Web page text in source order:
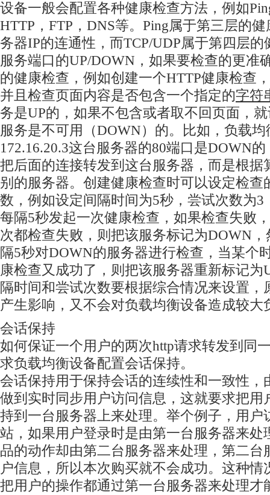
设备一般会配置各种健康检查方法，例如
HTTP，FTP，DNS等。Ping属于第三层的
务器IP的连通性，而TCP/UDP属于第四层
服务端口的UP/DOWN，如果要检查的更准
的健康检查，例如创建一个HTTP健康检查
并且检查页面内容是否包含一个指定的字符
务是UP的，如果不包含或者取不回页面，
服务是不可用（DOWN）的。比如，负载
172.16.20.3这台服务器的80端口是DOWN
把后面的连接转发到这台服务器，而是根据
别的服务器。创建健康检查时可以设定检查
数，例如设定间隔时间为5秒，尝试次数为3
每隔5秒发起一次健康检查，如果检查失败
次都检查失败，则把该服务标记为DOWN
隔5秒对DOWN的服务器进行检查，当某个
康检查又成功了，则把该服务器重新标记为
隔时间和尝试次数要根据综合情况来设置，
产生影响，又不会对负载均衡设备造成较大
会话保持
如何保证一个用户的两次http请求转发到同
求负载均衡设备配置会话保持。
会话保持用于保持会话的连续性和一致性，
做到实时同步用户访问信息，这就要求把用
持到一台服务器上来处理。举个例子，用户
站，如果用户登录时是由第一台服务器来处
品的动作却由第二台服务器来处理，第二台
户信息，所以本次购买就不会成功。这种情
把用户的操作都通过第一台服务器来处理才